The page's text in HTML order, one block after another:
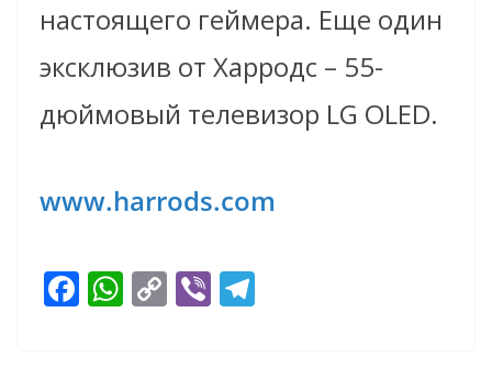
настоящего геймера. Еще один
эксклюзив от Харродс – 55-
дюймовый телевизор LG OLED.
www.harrods.com
F W C Vi